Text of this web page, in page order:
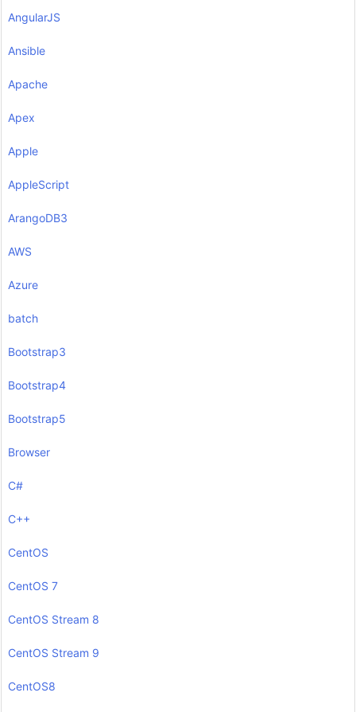
AngularJS
Ansible
Apache
Apex
Apple
AppleScript
ArangoDB3
AWS
Azure
batch
Bootstrap3
Bootstrap4
Bootstrap5
Browser
C#
C++
CentOS
CentOS 7
CentOS Stream 8
CentOS Stream 9
CentOS8